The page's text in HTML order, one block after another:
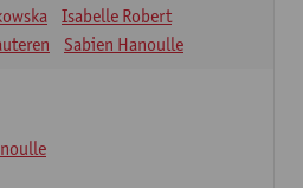
Isabelle Robert
Sabien Hanoulle